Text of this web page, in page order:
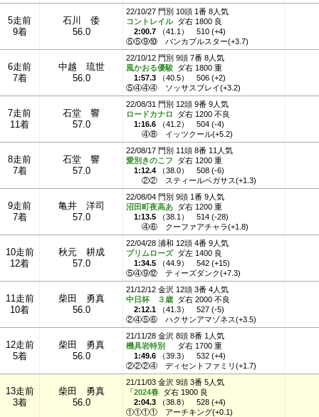
5走前
9着
石川 倭
56.0
22/10/27 門別 10頭 1番 8人気
コントレイル ダ右 1800 良
2:00.7 （41.1 ）
510 (+4)
⑤⑤⑨⑩
バンカブルスター(+3.7)
6走前
7着
中越 琉世
56.0
22/10/12 門別 9頭 7番 8人気
風かおる優駿 ダ右 1800 重
1:57.3 （40.5）
506 (+2)
⑤④④④
ソッサスブレイ(+3.2)
7走前
11着
石堂 響
57.0
22/08/31 門別 12頭 9番 9人気
ロードカナロ
ダ右 1200 不良
1:16.6 （41.2）
504 (-4)
④⑧
イッツクール(+5.2)
8走前
7着
石堂 響
57.0
22/08/17 門別 11頭 8番 11人気
愛別きのこフ
ダ右 1200 重
1:12.4 （38.0）
508 (-6)
②②
スティールペガサス(+1.3)
9走前
7着
亀井 洋司
57.0
22/08/04 門別 9頭 1番 9人気
沼田町夜高あ ダ右 1200 重
1:13.5 （38.1 ）
514 (-28)
④⑥
クーファアチャラ(+1.8)
10走前
12着
秋元 耕成
57.0
22/04/28 浦和 12頭 4番 9人気
プリムローズ ダ左 1400 良
1:34.5 （44.9）
542 (+15)
⑤④⑨⑫
ティーズダンク(+7.3)
11走前
10着
柴田 勇真
56.0
21/12/12 金沢 12頭 3番 4人気
中日杯 ３歳 ダ右 2000 不良
2:12.1 （41.3）
527 (-5)
②④⑤⑥
ハクサンアマゾネス(+3.5)
12走前
5着
柴田 勇真
56.0
21/11/28 金沢 8頭 8番 1人気
機具岩特別
ダ右 1700 重
1:49.6 （39.3）
532 (+4)
②②②④
ディセントファミリ(+1.7)
13走前
3着
柴田 勇真
56.0
21/11/03 金沢 9頭 3番 5人気
「2024春 ダ右 1900 良
2:04.3 （38.8）
528 (+4)
①①①①
アーチキング(+0.1)